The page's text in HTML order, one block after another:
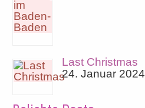
Last Christmas
24. Januar 2024